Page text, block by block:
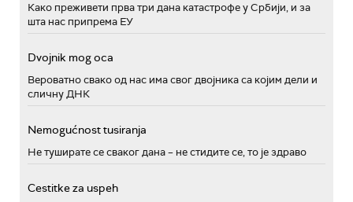
Како преживети прва три дана катастрофе у Србији, и за
шта нас припрема ЕУ
Dvojnik mog oca
Вероватно свако од нас има свог двојника са којим дели и
сличну ДНК
Nemogućnost tusiranja
Не туширате се сваког дана – не стидите се, то је здраво
Cestitke za uspeh